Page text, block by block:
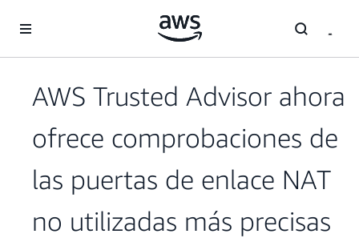
AWS Trusted Advisor ahora
ofrece comprobaciones de
las puertas de enlace NAT
no utilizadas más precisas